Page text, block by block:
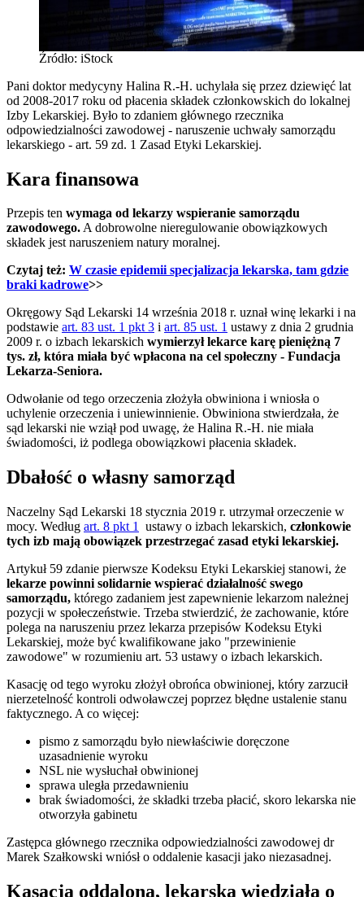
Źródło: iStock
Pani doktor medycyny Halina R.-H. uchylała się przez dziewięć lat
od 2008-2017 roku od płacenia składek członkowskich do lokalnej
Izby Lekarskiej. Było to zdaniem głównego rzecznika
odpowiedzialności zawodowej - naruszenie uchwały samorządu
lekarskiego - art. 59 zd. 1 Zasad Etyki Lekarskiej.
Kara finansowa
Przepis ten wymaga od lekarzy wspieranie samorządu
zawodowego.A dobrowolne nieregulowanie obowiązkowych
składek jest naruszeniem natury moralnej.
Czytaj też: W czasie epidemii specjalizacja lekarska, tam gdzie
braki kadrowe>>
Okręgowy Sąd Lekarski 14 września 2018 r. uznał winę lekarki i na
podstawie art. 83 ust. 1 pkt 3 i art. 85 ust. 1 ustawy z dnia 2 grudnia
2009 r. o izbach lekarskich wymierzył lekarce karę pieniężną 7
tys. zł, która miała być wpłacona na cel społeczny - Fundacja
Lekarza-Seniora.
Odwołanie od tego orzeczenia złożyła obwiniona i wniosła o
uchylenie orzeczenia i uniewinnienie. Obwiniona stwierdzała, że
sąd lekarski nie wziął pod uwagę, że Halina R.-H. nie miała
świadomości, iż podlega obowiązkowi płacenia składek.
Dbałość o własny samorząd
Naczelny Sąd Lekarski 18 stycznia 2019 r. utrzymał orzeczenie w
mocy. Według art. 8 pkt 1 ustawy o izbach lekarskich, członkowie
tych izb mają obowiązek przestrzegać zasad etyki lekarskiej.
Artykuł 59 zdanie pierwsze Kodeksu Etyki Lekarskiej stanowi, że
lekarze powinni solidarnie wspierać działalność swego
samorządu, którego zadaniem jest zapewnienie lekarzom należnej
pozycji w społeczeństwie. Trzeba stwierdzić, że zachowanie, które
polega na naruszeniu przez lekarza przepisów Kodeksu Etyki
Lekarskiej, może być kwalifikowane jako "przewinienie
zawodowe" w rozumieniu art. 53 ustawy o izbach lekarskich.
Kasację od tego wyroku złożył obrońca obwinionej, który zarzucił
nierzetelność kontroli odwoławczej poprzez błędne ustalenie stanu
faktycznego. A co więcej:
pismo z samorządu było niewłaściwie doręczone
uzasadnienie wyroku
NSL nie wysłuchał obwinionej
sprawa uległa przedawnieniu
brak świadomości, że składki trzeba płacić, skoro lekarska nie
otworzyła gabinetu
Zastępca głównego rzecznika odpowiedzialności zawodowej dr
Marek Szałkowski wniósł o oddalenie kasacji jako niezasadnej.
Kasacja oddalona, lekarska wiedziała o